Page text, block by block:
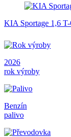
KIA Sportage 1,6
2026
rok výroby
Benzín
palivo